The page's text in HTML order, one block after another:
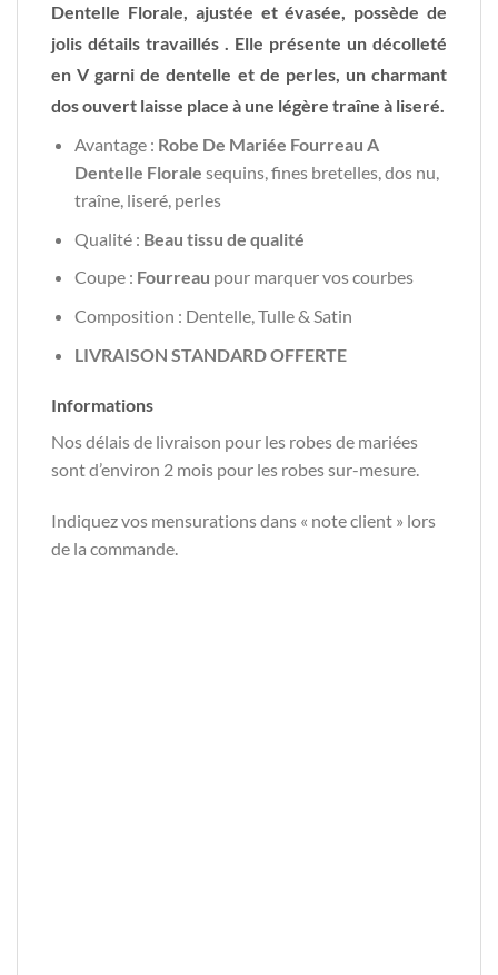
Dentelle Florale, ajustée et évasée, possède de
jolis détails travaillés . Elle présente un décolleté
en V garni de dentelle et de perles, un charmant
dos ouvert laisse place à une légère traîne à liseré.
Avantage : Robe De Mariée Fourreau A
Dentelle Florale sequins, fines bretelles, dos nu,
traîne, liseré, perles
Qualité : Beau tissu de qualité
Coupe : Fourreau pour marquer vos courbes
Composition : Dentelle, Tulle & Satin
LIVRAISON STANDARD OFFERTE
Informations
Nos délais de livraison pour les robes de mariées
sont d’environ 2 mois pour les robes sur-mesure.
Indiquez vos mensurations dans « note client » lors
de la commande.